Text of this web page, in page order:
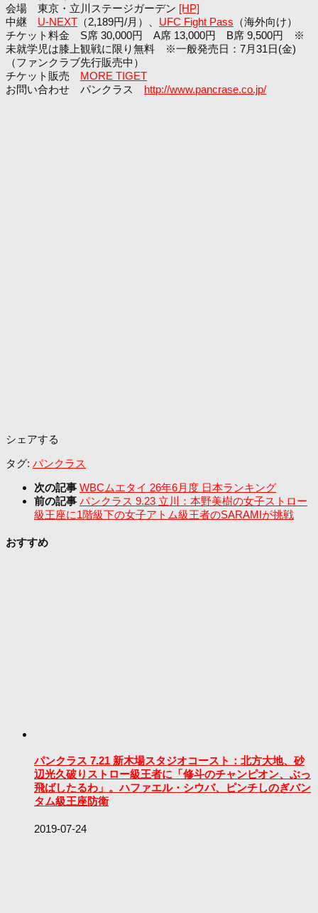
会場 東京・立川ステージガーデン [HP]
中継 U-NEXT （2,189円/月）、 UFC Fight Pass （海外向け）
チケット料金 S席 30,000円 A席 13,000円 B席 9,500円 ※
未就学児は膝上観戦に限り無料 ※一般発売日：7月31日(金)
（ファンクラブ先行販売中）
チケット販売 MORE TIGET
お問い合わせ パンクラス http://www.pancrase.co.jp/
シェアする
タグ: パンクラス
次の記事 WBCムエタイ 26年6月度 日本ランキング
前の記事 パンクラス 9.23 立川：本野美樹の女子ストロー
級王座に1階級下の女子アトム級王者のSARAMIが挑戦
おすすめ
パンクラス 7.21 新木場スタジオコースト：北方大地、砂
辺光久破りストロー級王者に「修斗のチャンピオン、ぶっ
飛ばしたるわ」。ハファエル・シウバ、ピンチしのぎバン
タム級王座防衛
2019-07-24